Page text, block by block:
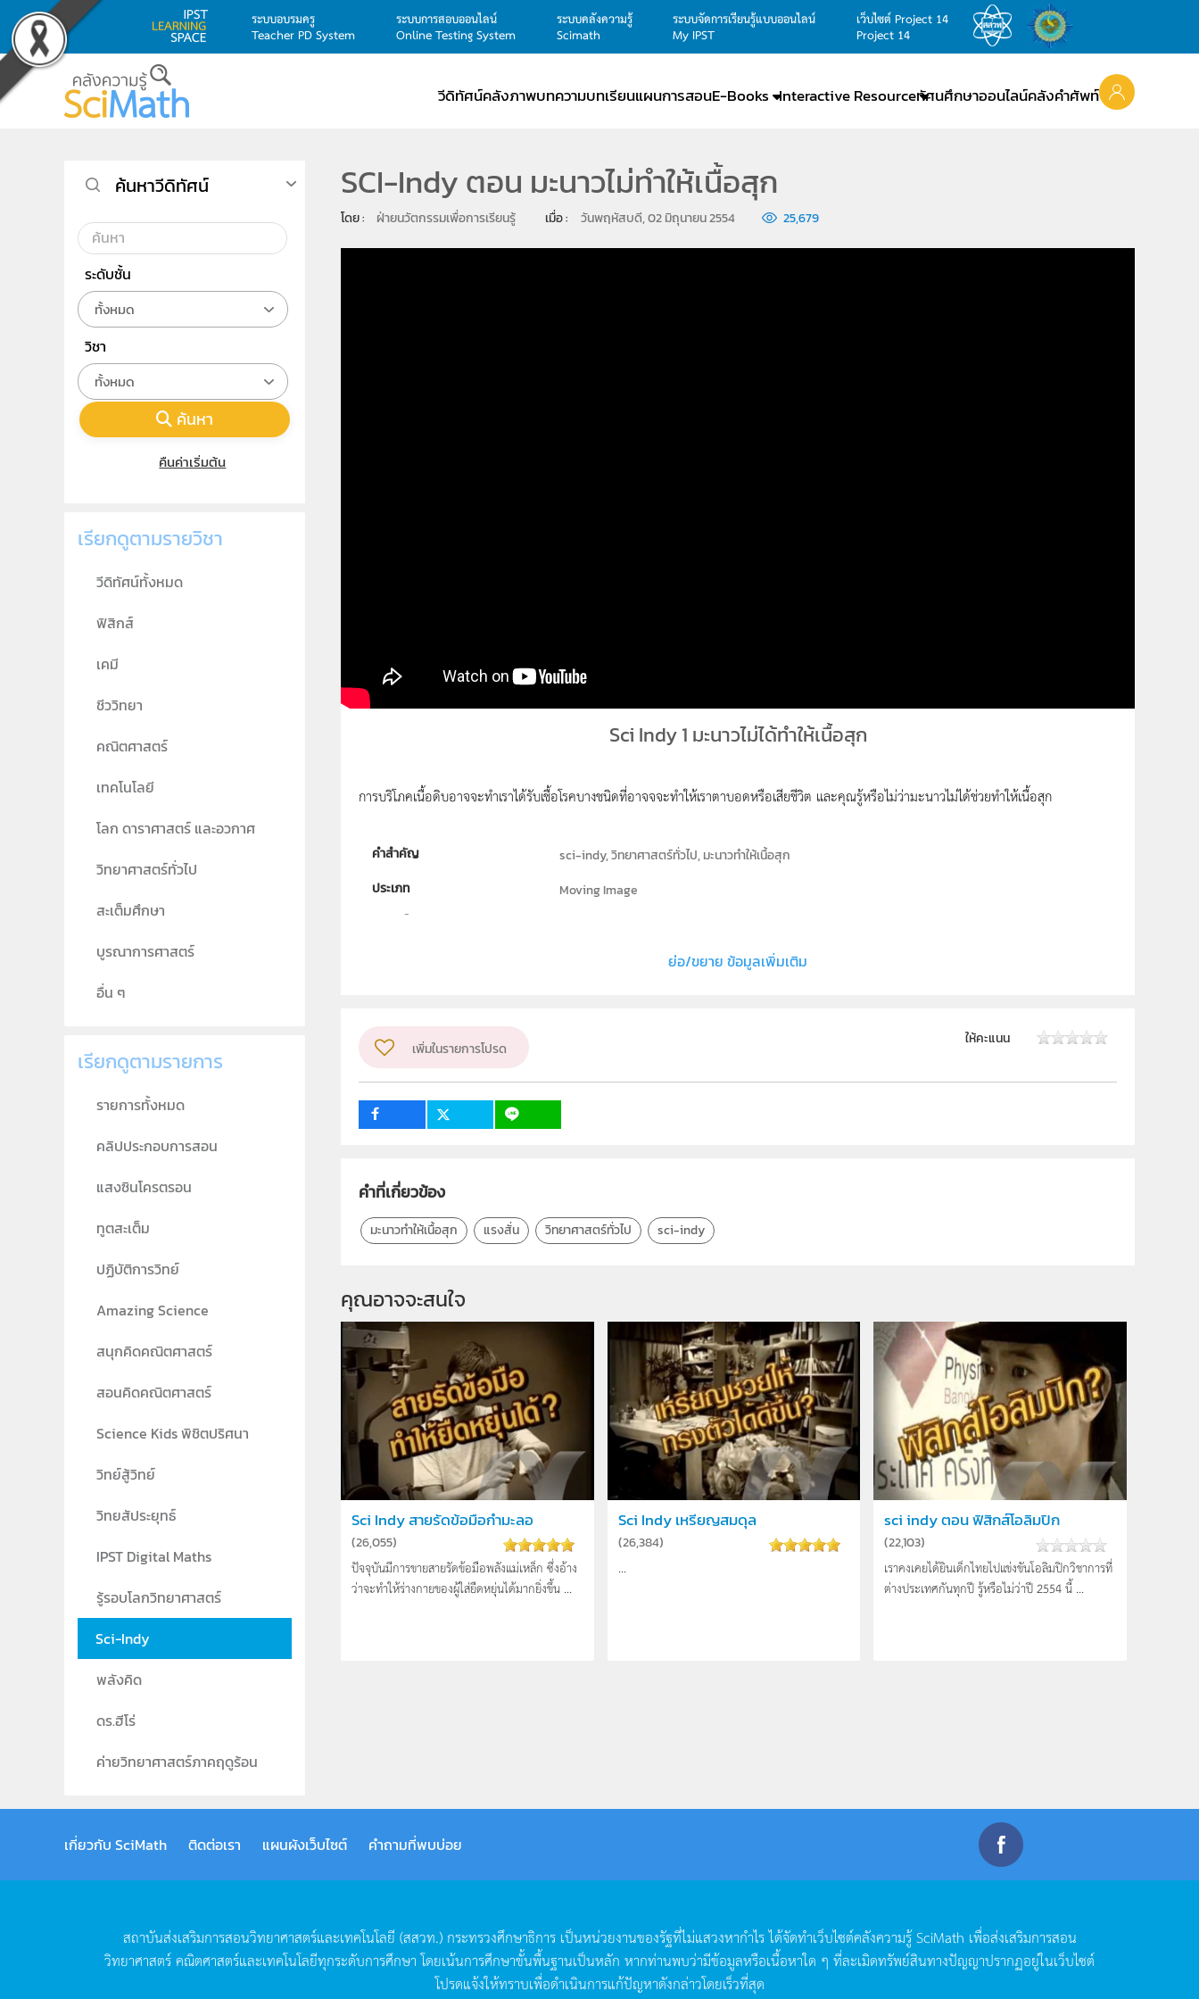
Skip to main content
ระบบอบรมครู
Teacher PD System
ระบบการสอบออนไลน์
Online Testing System
ระบบคลังความรู้
Scimath
ระบบจัดการเรียนรู้แบบออนไลน์
My IPST
เว็บไซต์ Project 14
Project 14
วีดิทัศน์คลังภาพบทความบทเรียนแผนการสอนE-Books Interactive Resourceทัศนศึกษาออนไลน์คลังคำศัพท์
SCI-Indy ตอน มะนาวไม่ทำให้เนื้อสุก
โดย : ฝ่ายนวัตกรรมเพื่อการเรียนรู้ เมื่อ : วันพฤหัสบดี, 02 มิถุนายน 2554 25,679
Sci Indy 1 มะนาวไม่ได้ทำให้เนื้อสุก
การบริโภคเนื้อดิบอาจจะทำเราได้รับเชื้อโรคบางชนิดที่อาจจจะทำให้เราตาบอดหรือเสียชีวิต และคุณรู้หรือไม่ว่ามะนาวไม่ได้ช่วยทำให้เนื้อสุก
คำสำคัญ
sci-indy, วิทยาศาสตร์ทั่วไป, มะนาวทำให้เนื้อสุก
ประเภท
Moving Image
ฝ่ายนวัตกรรมเพื่อการเรียนรู้
กลุ่มเป้าหมาย
ย่อ/ขยาย ข้อมูลเพิ่มเติม
เพิ่มในรายการโปรด
ให้คะแนน
คำที่เกี่ยวข้อง
มะนาวทำให้เนื้อสุก แรงสั่น วิทยาศาสตร์ทั่วไป sci-indy
คุณอาจจะสนใจ
Sci Indy สายรัดข้อมือกำมะลอ
(26,055)
ปัจจุบันมีการขายสายรัดข้อมือพลังแม่เหล็ก ซึ่งอ้าง
ว่าจะทำให้ร่างกายของผู้ใส่ยืดหยุ่นได้มากยิ่งขึ้น ...
Sci Indy เหรียญสมดุล
(26,384)
...
sci indy ตอน ฟิสิกส์โอลิมปิก
(22,103)
เราคงเคยได้ยินเด็กไทยไปแข่งขันโอลิมปิกวิชาการที่
ต่างประเทศกันทุกปี รู้หรือไม่ว่าปี 2554 นี้ ...
ค้นหาวีดิทัศน์
ระดับชั้น
ทั้งหมด
วิชา
ทั้งหมด
ค้นหา
คืนค่าเริ่มต้น
เรียกดูตามรายวิชา
วีดิทัศน์ทั้งหมด
ฟิสิกส์
เคมี
ชีววิทยา
คณิตศาสตร์
เทคโนโลยี
โลก ดาราศาสตร์ และอวกาศ
วิทยาศาสตร์ทั่วไป
สะเต็มศึกษา
บูรณาการศาสตร์
อื่น ๆ
เรียกดูตามรายการ
รายการทั้งหมด
คลิปประกอบการสอน
แสงซินโครตรอน
ทูตสะเต็ม
ปฏิบัติการวิทย์
Amazing Science
สนุกคิดคณิตศาสตร์
สอนคิดคณิตศาสตร์
Science Kids พิชิตปริศนา
วิทย์สู้วิทย์
วิทยสัประยุทธ์
IPST Digital Maths
รู้รอบโลกวิทยาศาสตร์
Sci-Indy
พลังคิด
ดร.ฮีโร่
ค่ายวิทยาศาสตร์ภาคฤดูร้อน
เกี่ยวกับ SciMath ติดต่อเรา แผนผังเว็บไซต์ คำถามที่พบบ่อย
สถาบันส่งเสริมการสอนวิทยาศาสตร์และเทคโนโลยี (สสวท.) กระทรวงศึกษาธิการ เป็นหน่วยงานของรัฐที่ไม่แสวงหากำไรได้จัดทำเว็บไซต์คลังความรู้SciMath เพื่อส่งเสริมการสอน
วิทยาศาสตร์คณิตศาสตร์และเทคโนโลยีทุกระดับการศึกษา โดยเน้นการศึกษาขั้นพื้นฐานเป็นหลัก หากท่านพบว่ามีข้อมูลหรือเนื้อหาใด ๆ ที่ละเมิดทรัพย์สินทางปัญญาปรากฏอยู่ในเว็บไซต์
โปรดแจ้งให้ทราบเพื่อดำเนินการแก้ปัญหาดังกล่าวโดยเร็วที่สุด